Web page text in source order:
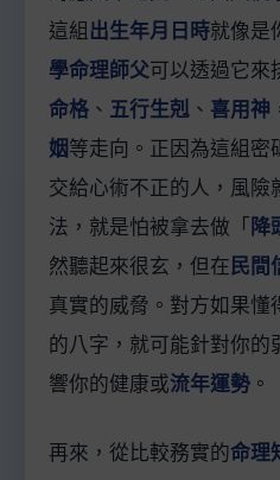
這組 出生年月日時就像是
學命理師父可以透過它來
命格 、 五行生剋 、 喜用神
姻等走向。正因為這組密
交給心術不正的人，風險
法，就是怕被拿去做「 降
然聽起來很玄，但在民間
真實的威脅。對方如果懂
的八字，就可能針對你的
響你的健康或流年運勢 。
再來，從比較務實的命理